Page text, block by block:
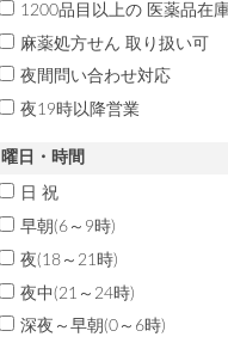
1200品目以上の 医薬品在庫
麻薬処方せん 取り扱い可
夜間問い合わせ対応
夜19時以降営業
曜日・時間
日 祝
早朝(6～9時)
夜(18～21時)
夜中(21～24時)
深夜～早朝(0～6時)